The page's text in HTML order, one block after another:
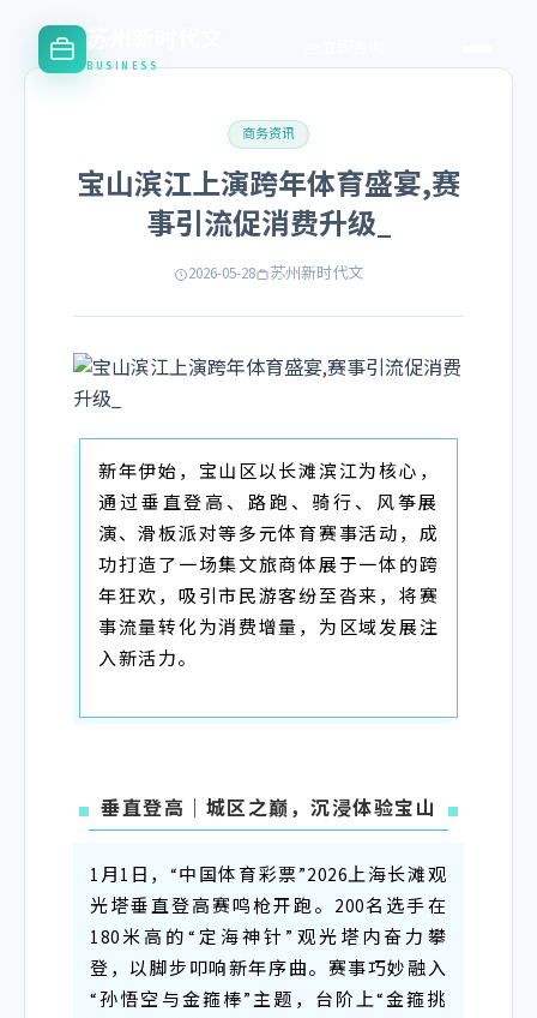
苏州新时代文
BUSINESS
商务资讯
宝山滨江上演跨年体育盛宴,赛
事引流促消费升级_
2026-05-28 苏州新时代文
新年伊始，宝山区以长滩滨江为核心，
通过垂直登高、路跑、骑行、风筝展
演、滑板派对等多元体育赛事活动，成
功打造了一场集文旅商体展于一体的跨
年狂欢，吸引市民游客纷至沓来，将赛
事流量转化为消费增量，为区域发展注
入新活力。
垂直登高｜城区之巅，沉浸体验宝山
1月1日，“中国体育彩票”2026上海长滩观
光塔垂直登高赛鸣枪开跑。200名选手在
180米高的“定海神针”观光塔内奋力攀
登，以脚步叩响新年序曲。赛事巧妙融入
“孙悟空与金箍棒”主题，台阶上“金箍挑